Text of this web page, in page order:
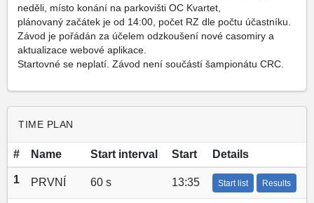
neděli, místo konání na parkovišti OC Kvartet,
plánovaný začátek je od 14:00, počet RZ dle počtu účastníku.
Závod je pořádán za účelem odzkoušení nové casomiry a
aktualizace webové aplikace.
Startovné se neplatí. Závod není součástí šampionátu CRC.
TIME PLAN
# Name Start interval Start Details
1 PRVNÍ 60 s 13:35 Start list Results